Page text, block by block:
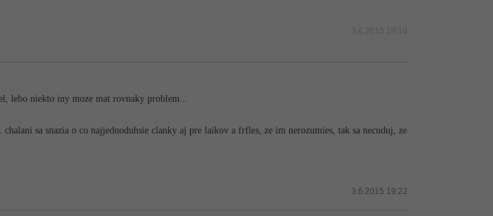
3.6.2015 19:10
lebo niekto iny moze mat rovnaky problem...
sa snazia o co najjednoduhsie clanky aj pre laikov a frfles, ze im nerozumies, tak sa necuduj, ze
3.6.2015 19:22